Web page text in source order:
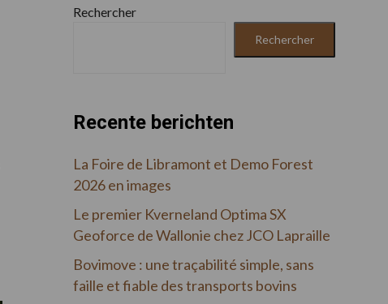
Rechercher
Rechercher
Recente berichten
La Foire de Libramont et Demo Forest
2026 en images
Le premier Kverneland Optima SX
Geoforce de Wallonie chez JCO Lapraille
Bovimove : une traçabilité simple, sans
faille et fiable des transports bovins